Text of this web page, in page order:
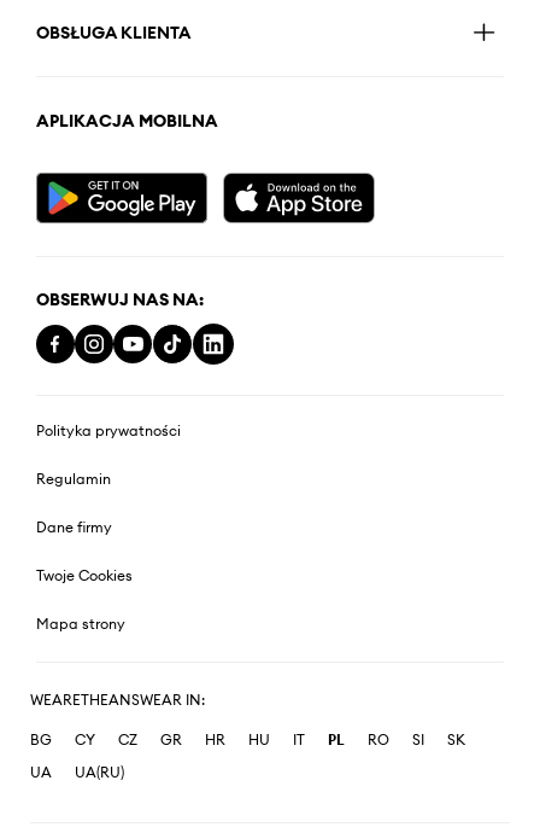
OBSŁUGA KLIENTA
APLIKACJA MOBILNA
OBSERWUJ NAS NA:
Polityka prywatności
Regulamin
Dane firmy
Twoje Cookies
Mapa strony
WEARETHEANSWEAR IN:
BG CY CZ GR HR HU IT PL RO SI
SK
UA
UA(RU)